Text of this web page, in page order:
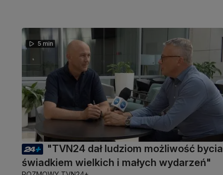
5 min
"TVN24 dał ludziom możliwość bycia
świadkiem wielkich i małych wydarzeń"